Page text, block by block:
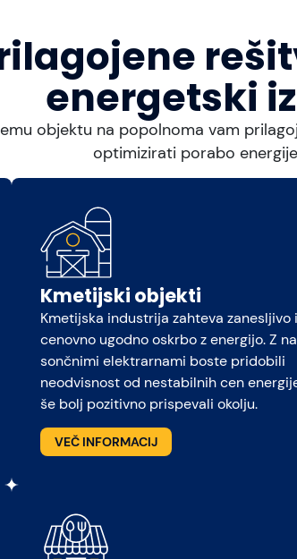
energetski
objektu na popolnoma vam
optimizirati porabo
Kmetijski objekti
Kmetijska industrija zahteva zanesljivo
cenovno ugodno oskrbo z energijo. Z
sončnimi elektrarnami boste pridobili
neodvisnost od nestabilnih cen
še bolj pozitivno prispevali okolju.
VEČ INFORMACIJ